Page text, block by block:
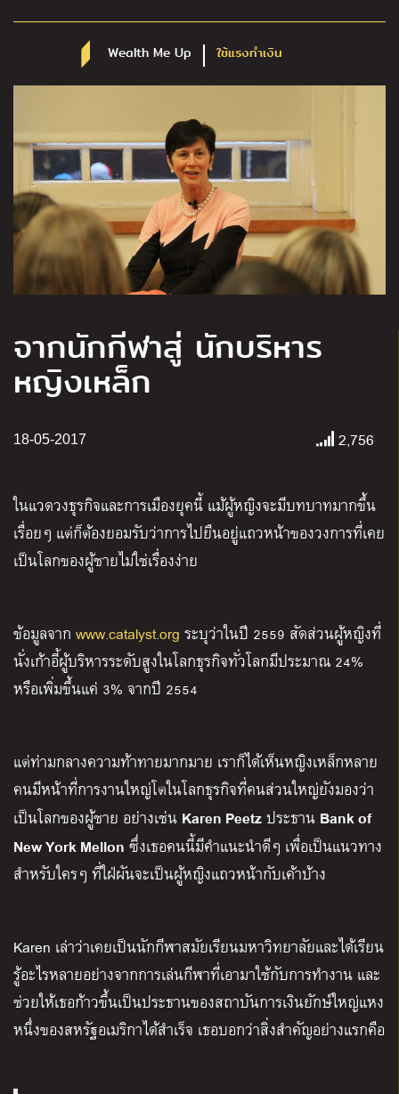
Wealth Me Up ใช้แรงทำเงิน
จากนักกีฬาสู่ นักบริหาร
หญิงเหล็ก
18-05-2017 2,756
ในแวดวงธุรกิจและการเมืองยุคนี้ แม้ผู้หญิงจะมีบทบาทมากขึ้น
เรื่อยๆ แต่ก็ต้องยอมรับว่าการไปยืนอยู่แถวหน้าของวงการที่เคย
เป็นโลกของผู้ชายไม่ใช่เรื่องง่าย
ข้อมูลจาก www.catalyst.org ระบุว่าในปี 2559 สัดส่วนผู้หญิงที่
นั่งเก้าอี้ผู้บริหารระดับสูงในโลกธุรกิจทั่วโลกมีประมาณ 24%
หรือเพิ่มขึ้นแค่ 3% จากปี 2554
แต่ท่ามกลางความท้าทายมากมาย เราก็ได้เห็นหญิงเหล็กหลาย
คนมีหน้าที่การงานใหญ่โตในโลกธุรกิจที่คนส่วนใหญ่ยังมองว่า
เป็นโลกของผู้ชาย อย่างเช่น Karen Peetzประธาน Bank of
New York Mellon ซึ่งเธอคนนี้มีคำแนะนำดีๆ เพื่อเป็นแนวทาง
สำหรับใครๆ ที่ใฝ่ผันจะเป็นผู้หญิงแถวหน้ากับเค้าบ้าง
Karen เล่าว่าเคยเป็นนักกีฬาสมัยเรียนมหาวิทยาลัยและได้เรียน
รู้อะไรหลายอย่างจากการเล่นกีฬาที่เอามาใช้กับการทำงาน และ
ช่วยให้เธอก้าวขึ้นเป็นประธานของสถาบันการเงินยักษ์ใหญ่แหง
หนึ่งของสหรัฐอเมริกาได้สำเร็จ เธอบอกว่าสิ่งสำคัญอย่างแรกคือ